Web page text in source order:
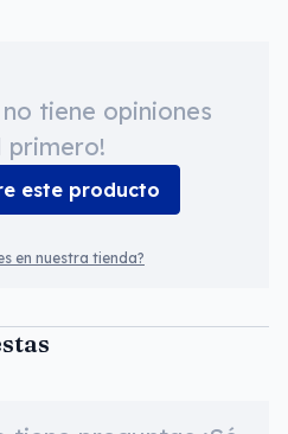
tiene opiniones
primero!
este producto
en nuestra tienda?